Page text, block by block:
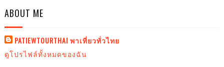
ABOUT ME
PATIEWTOURTHAI พาเที่ยวทั่วไทย
ดูโปรไฟล์ทั้งหมดของฉัน